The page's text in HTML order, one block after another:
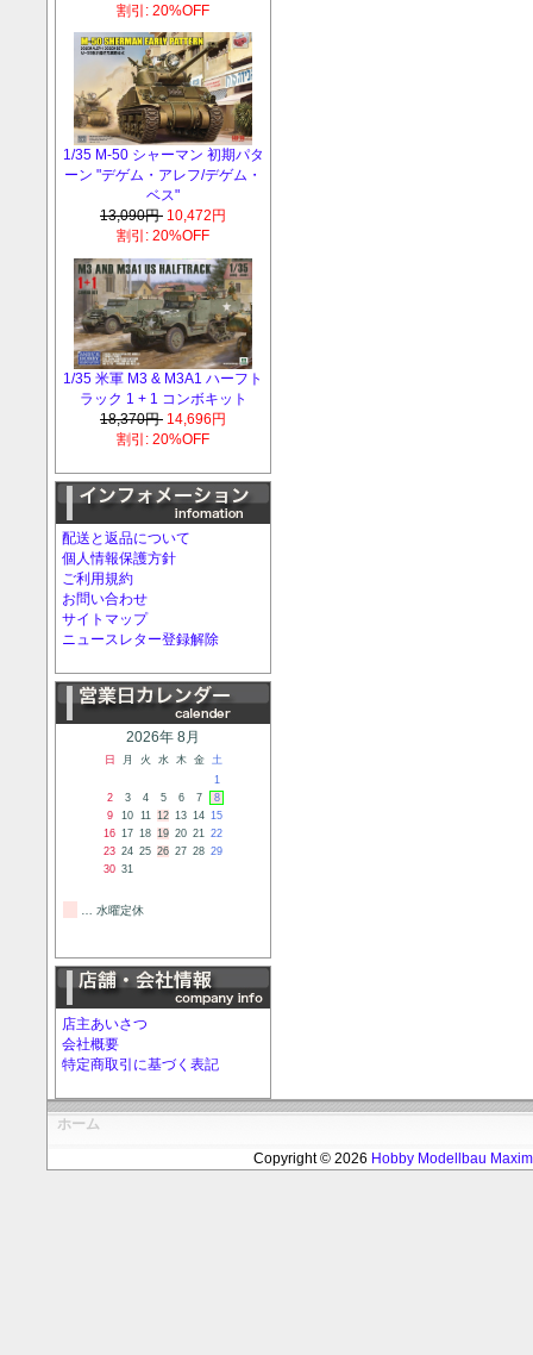
割引: 20%OFF
1/35 M-50 シャーマン 初期パタ
ーン "デゲム・アレフ/デゲム・
ベス"
13,090円 10,472円
割引: 20%OFF
1/35 米軍 M3 & M3A1 ハーフト
ラック 1 + 1 コンボキット
18,370円 14,696円
割引: 20%OFF
配送と返品について
個人情報保護方針
ご利用規約
お問い合わせ
サイトマップ
ニュースレター登録解除
2026年 8月
日 月 火 水 木 金
土
1
2
3 4 5 6 7
8
9
10 11 12 13 14 15
16 17 18 19 20 21 22
23 24 25 26 27 28 29
30 31
… 水曜定休
店主あいさつ
会社概要
特定商取引に基づく表記
ホーム
Copyright © 2026 Hobby Modellbau